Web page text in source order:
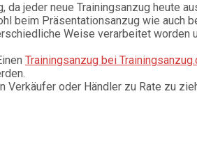
da jeder neue Trainingsanzug heute
beim Präsentationsanzug wie auch
Weise verarbeitet worden
Trainingsanzug bei
Verkäufer oder Händler zu Rate zu